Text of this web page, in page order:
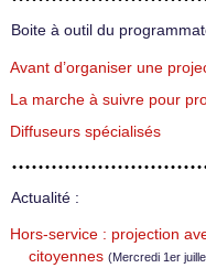
Boite à outil du
Avant d’organiser une
La marche à suivre pour
Diffuseurs spécialisés
Actualité :
Hors-service : projection
citoyennes (Mercredi 1er